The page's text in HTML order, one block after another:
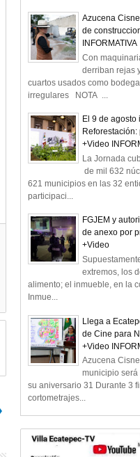
Azucena
de
INFORMATIVA
Con
derriban rejas
cuartos usados como
irregulares NOTA ...
El 9 de
+Video
La Jornada
de mil 632
621 municipios en las 32
participaci...
FGJEM y
de anexo por
+Video
extremos, los
alimento; el inmueble, en la
Inmue...
Llega a
de Cine para
+Video
Azucena
municipio será
su aniversario 31 Durante 3
cortometrajes...